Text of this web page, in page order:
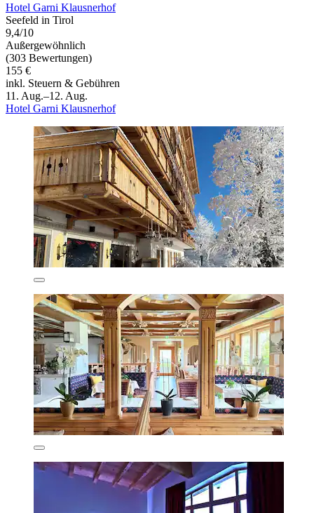
Hotel Garni Klausnerhof
Seefeld in Tirol
9,4/10
Außergewöhnlich
(303 Bewertungen)
155 €
inkl. Steuern & Gebühren
11. Aug.–12. Aug.
Hotel Garni Klausnerhof